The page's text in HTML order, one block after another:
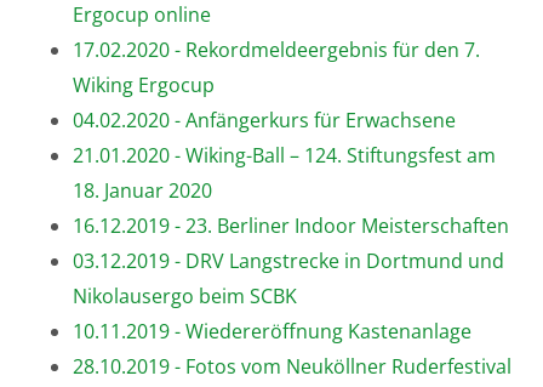
Ergocup online
17.02.2020 - Rekordmeldeergebnis für den 7.
Wiking Ergocup
04.02.2020 - Anfängerkurs für Erwachsene
21.01.2020 - Wiking-Ball – 124. Stiftungsfest am
18. Januar 2020
16.12.2019 - 23. Berliner Indoor Meisterschaften
03.12.2019 - DRV Langstrecke in Dortmund und
Nikolausergo beim SCBK
10.11.2019 - Wiedereröffnung Kastenanlage
28.10.2019 - Fotos vom Neuköllner Ruderfestival